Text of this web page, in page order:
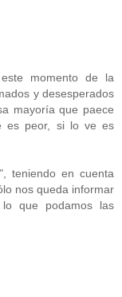
momento de la
y desesperados
mayoría que paece
es peor, si lo ve es
teniendo en cuenta
nos queda informar
que podamos las